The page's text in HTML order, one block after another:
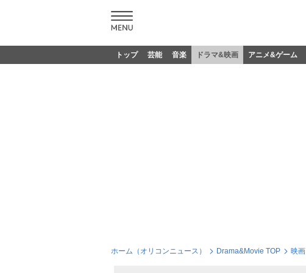
トップ 芸能 音楽 ドラマ&映画 アニメ&ゲーム
ホーム（オリコンニュース） Drama&Movie TOP 映画